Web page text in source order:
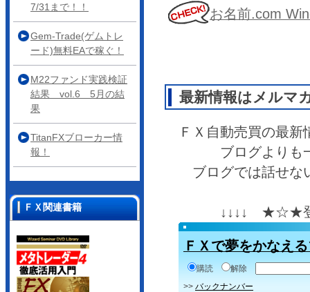
お名前.com
最新情報はメルマ
ＦＸ自動売買の最
ブログよりも
ブログでは話せな
↓↓↓↓ ★☆★
ＦＸで夢をかなえ
購読
解除
>> バックナンバー
7/31まで！！
Gem-Trade(ゲムトレ
ード)無料EAで稼ぐ！
M22ファンド実践検証
結果 vol.6 5月の結
果
TitanFXブローカー情
報！
ＦＸ関連書籍